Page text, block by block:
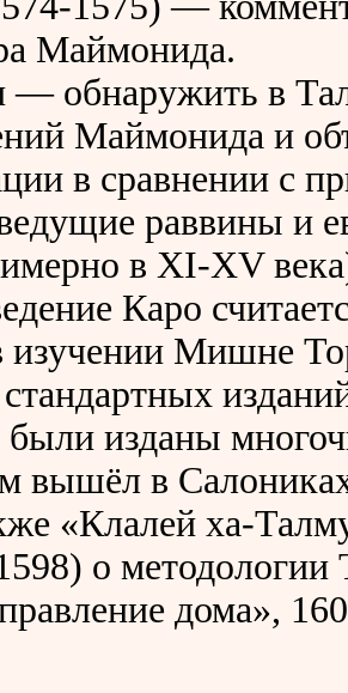
Маймонида.
— обнаружить в
Маймонида и
в сравнении с
раввины и
в XI-XV
Каро
изучении Мишне
изданы
вышёл в
«Клалей ха-
о методологии
дома»,